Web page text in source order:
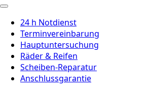
24 h Notdienst
Terminvereinbarung
Hauptuntersuchung
Räder & Reifen
Scheiben-Reparatur
Anschlussgarantie